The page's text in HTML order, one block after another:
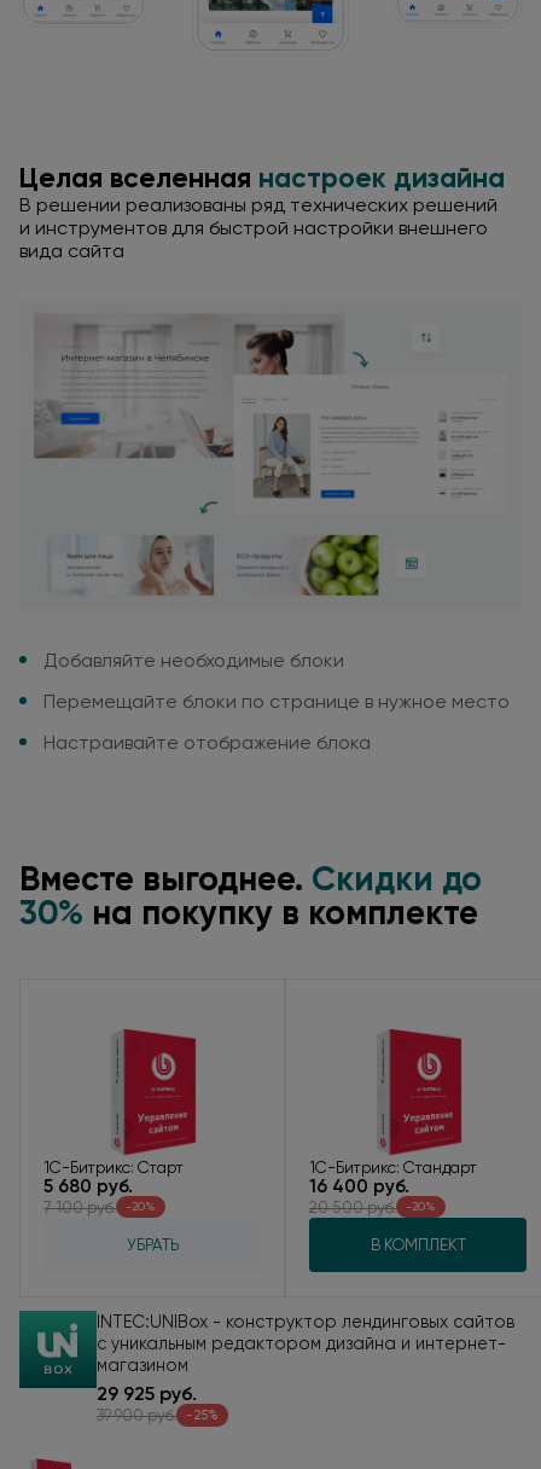
Целая вселенная настроек дизайна
В решении реализованы ряд технических решений
и инструментов для быстрой настройки внешнего
вида сайта
Добавляйте необходимые блоки
Перемещайте блоки по странице в нужное место
Настраивайте отображение блока
Вместе выгоднее. Скидки до
30% на покупку в комплекте
1С-Битрикс: Старт
5 680 руб.
7 100 руб. -20%
УБРАТЬ
1С-Битрикс: Стандарт
16 400 руб.
20 500 руб. -20%
В КОМПЛЕКТ
INTEC:UNIBox - конструктор лендинговых сайтов
с уникальным редактором дизайна и интернет-
магазином
29 925 руб.
39 900 руб. -25%